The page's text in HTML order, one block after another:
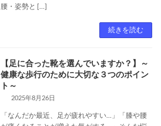
腰・姿勢と […]
続きを読む
【足に合った靴を選んでいますか？】～
健康な歩行のために大切な３つのポイン
ト～
2025年8月26日
「なんだか最近、足が疲れやすい…」「膝や腰